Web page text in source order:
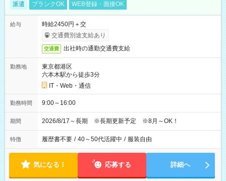
派遣 ブランクOK WEB登録・面接OK
給与
時給2450円＋交
交通費別途支給あり
交通費 出社時の通勤交通費支給
勤務地
東京都港区
六本木駅から徒歩3分
IT・Web・通信
勤務時間 9:00～16:00
期間 2026/8/17～長期 ※長期更新予定 ※8月～OK！
特徴 履歴書不要 / 40～50代活躍中 / 服装自由
気になる！ 応募する 詳細へ